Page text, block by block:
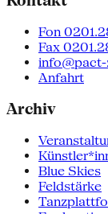
Fon
Fax
Anfahrt
Archiv
Blue Skies
Feldstärke